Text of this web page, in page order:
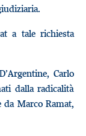
a tale richiesta
Carlo
dalla radicalità
da Marco Ramat,